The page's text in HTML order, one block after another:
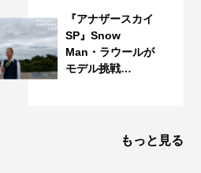
『アナザースカイ
SP』Snow
Man・ラウールが
モデル挑戦…
もっと見る